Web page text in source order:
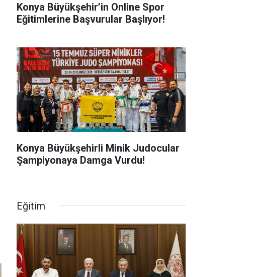
Konya Büyükşehir’in Online Spor
Eğitimlerine Başvurular Başlıyor!
Konya Büyükşehirli Minik Judocular
Şampiyonaya Damga Vurdu!
Eğitim